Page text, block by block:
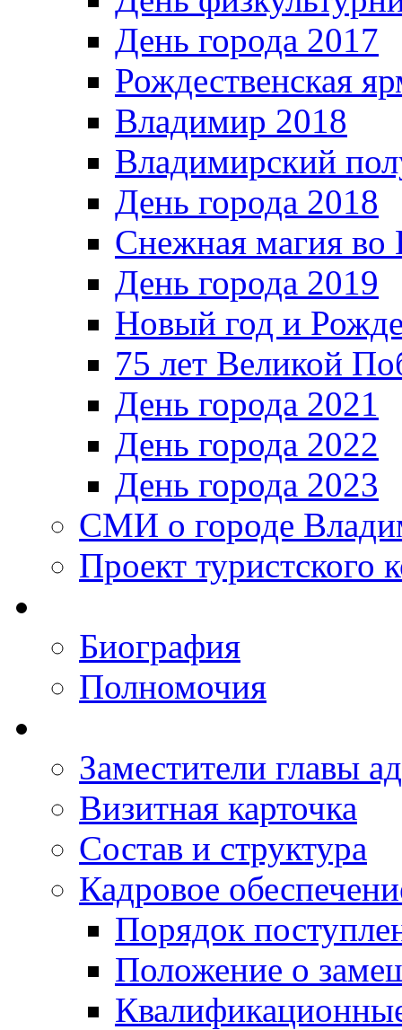
День города 2017
Рождественская
Владимир 2018
Владимирский
День города 2018
Снежная магия во
День города 2019
Новый год и
75 лет Великой
День города 2021
День города 2022
День города 2023
СМИ о городе
Проект туристского
Биография
Полномочия
Заместители главы
Визитная карточка
Состав и структура
Кадровое
Порядок
Положение о